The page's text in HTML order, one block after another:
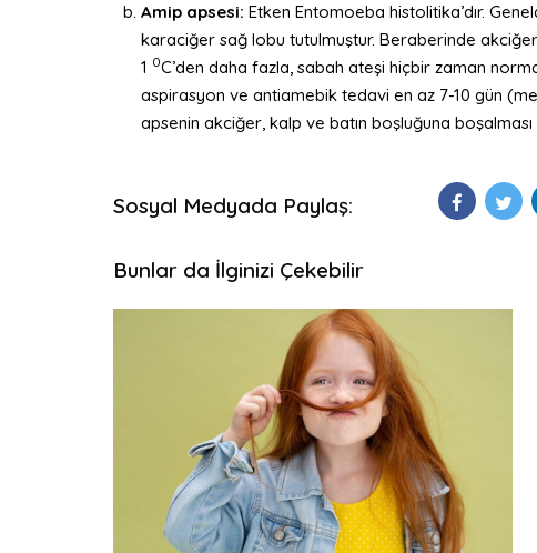
Amip apsesi: Etken Entomoeba histolitika’dır.
karaciğer sağ lobu tutulmuştur. Beraberinde
1 0C’den daha fazla, sabah ateşi hiçbir zaman
aspirasyon ve antiamebik tedavi en az 7-10 gün
apsenin akciğer, kalp ve batın boşluğuna boşalması
Sosyal Medyada Paylaş:
Bunlar da İlginizi Çekebilir